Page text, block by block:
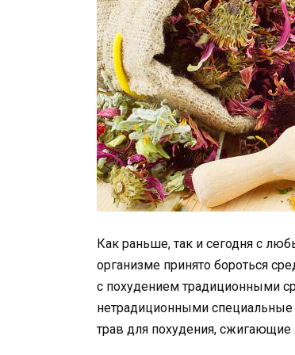
Как раньше, так и сегодня с
организме принято бороться
с похудением традиционными
нетрадиционными
трав для похудения, сжигающие